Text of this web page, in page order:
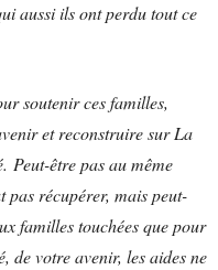
aussi ils ont perdu tout ce
soutenir ces familles,
et reconstruire sur La
Peut-être pas au même
pas récupérer, mais peut-
familles touchées que pour
de votre avenir, les aides ne